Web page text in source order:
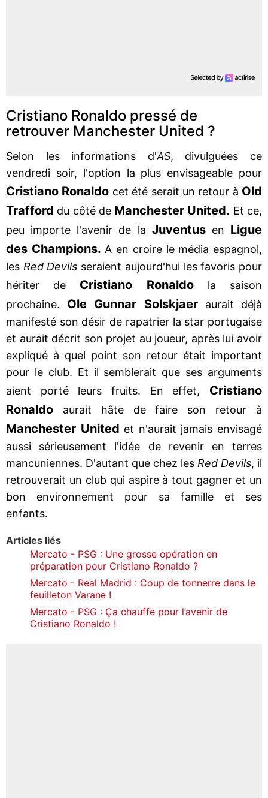
Cristiano Ronaldo pressé de
retrouver Manchester United ?
Selon les informations d'AS, divulguées ce
vendredi soir, l'option la plus envisageable pour
Cristiano Ronaldo cet été serait un retour à Old
Trafford du côté de Manchester United. Et ce,
peu importe l'avenir de la Juventusen Ligue
des Champions. A en croire le média espagnol,
les Red Devils seraient aujourd'hui les favoris pour
hériter de Cristiano Ronaldola saison
prochaine. Ole Gunnar Solskjaeraurait déjà
manifesté son désir de rapatrier la star portugaise
et aurait décrit son projet au joueur, après lui avoir
expliqué à quel point son retour était important
pour le club. Et il semblerait que ses arguments
aient porté leurs fruits. En effet, Cristiano
Ronaldo aurait hâte de faire son retour à
Manchester United et n'aurait jamais envisagé
aussi sérieusement l'idée de revenir en terres
mancuniennes. D'autant que chez les Red Devils, il
retrouverait un club qui aspire à tout gagner et un
bon environnement pour sa famille et ses
enfants.
Articles liés
Mercato - PSG : Une grosse opération en
préparation pour Cristiano Ronaldo ?
Mercato - Real Madrid : Coup de tonnerre dans le
feuilleton Varane !
Mercato - PSG : Ça chauffe pour l’avenir de
Cristiano Ronaldo !